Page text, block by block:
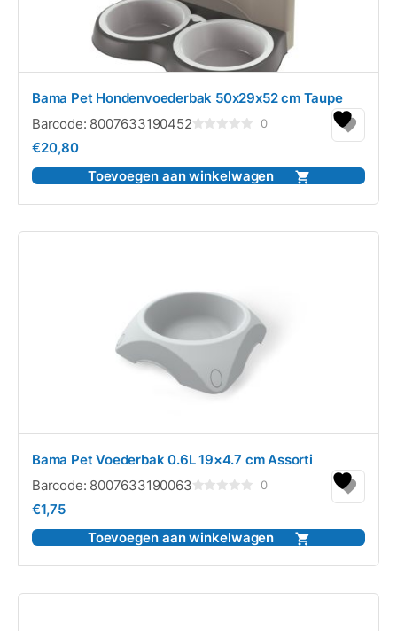
Bama Pet Hondenvoederbak 50x29x52 cm Taupe
Barcode: 8007633190452
5
0
€20,80
Toevoegen aan winkelwagen
Bama Pet Voederbak 0.6L 19×4.7 cm Assorti
Barcode: 8007633190063
5
0
€1,75
Toevoegen aan winkelwagen